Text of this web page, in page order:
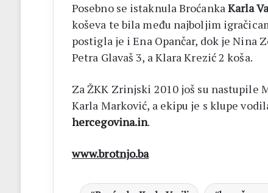
Posebno se istaknula Broćanka Karla
koševa te bila među najboljim
postigla je i Ena Opančar, dok je Nina
Petra Glavaš 3, a Klara Krezić 2 koša.
Za ŽKK Zrinjski 2010 još su nastupile
Karla Marković, a ekipu je s klupe
hercegovina.in.
www.brotnjo.ba